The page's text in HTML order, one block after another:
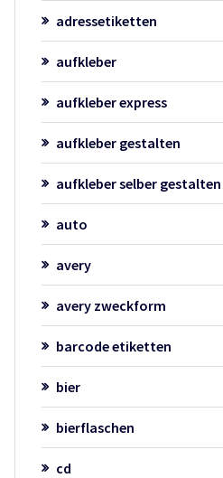
adressetiketten
aufkleber
aufkleber express
aufkleber gestalten
aufkleber selber gestalten
auto
avery
avery zweckform
barcode etiketten
bier
bierflaschen
cd